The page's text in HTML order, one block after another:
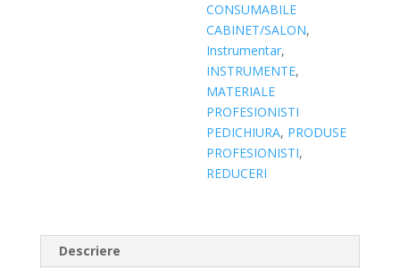
CONSUMABILE
CABINET/SALON,
Instrumentar,
INSTRUMENTE,
MATERIALE
PROFESIONISTI
PEDICHIURA, PRODUSE
PROFESIONISTI,
REDUCERI
Descriere